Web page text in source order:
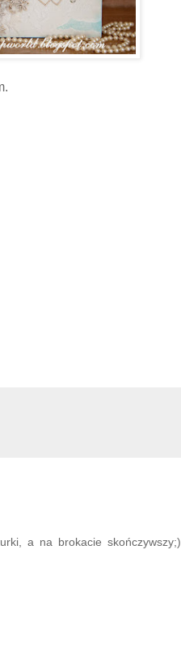
a na brokacie skończywszy;)